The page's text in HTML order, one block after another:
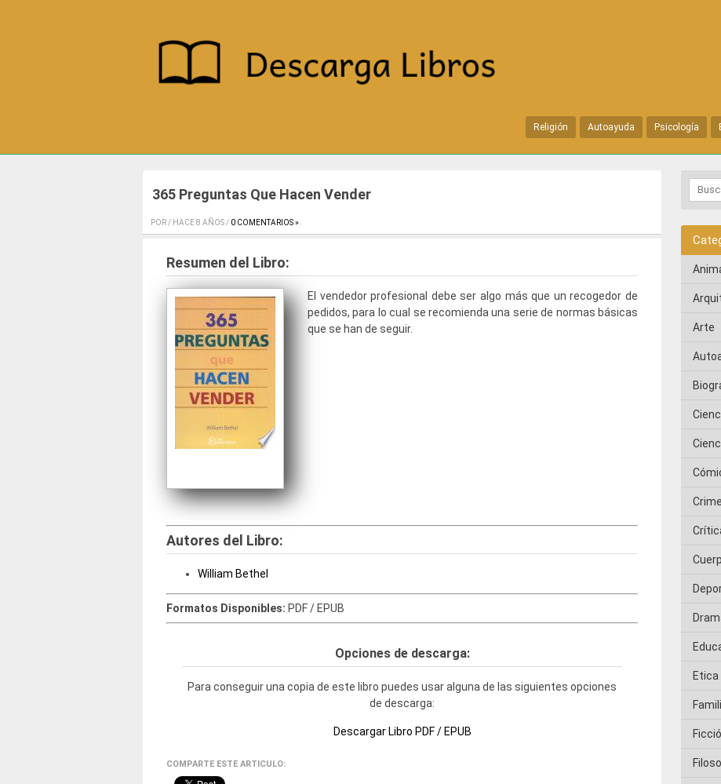
Religión Autoayuda Psicología
365 Preguntas Que Hacen Vender
POR / HACE 8 AÑOS / 0 COMENTARIOS »
Resumen del Libro:
El vendedor profesional debe ser algo más que un recogedor de
pedidos, para lo cual se recomienda una serie de normas básicas
que se han de seguir.
Autores del Libro:
William Bethel
Formatos Disponibles: PDF / EPUB
Opciones de descarga:
Para conseguir una copia de este libro puedes usar alguna de las siguientes opciones
de descarga:
Descargar Libro PDF / EPUB
COMPARTE ESTE ARTICULO:
Arte
Etica